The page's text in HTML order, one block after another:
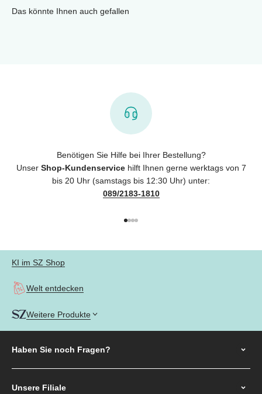
Das könnte Ihnen auch gefallen
Benötigen Sie Hilfe bei Ihrer Bestellung?
Unser Shop-Kundenservicehilft Ihnen gerne werktags von 7
bis 20 Uhr (samstags bis 12:30 Uhr) unter:
089/2183-1810
KI im SZ Shop
Welt entdecken
Weitere Produkte
Haben Sie noch Fragen?
Unsere Filiale